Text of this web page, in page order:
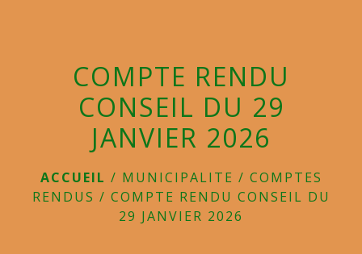
COMPTE RENDU
CONSEIL DU 29
JANVIER 2026
ACCUEIL / MUNICIPALITE / COMPTES
RENDUS / COMPTE RENDU CONSEIL DU
29 JANVIER 2026